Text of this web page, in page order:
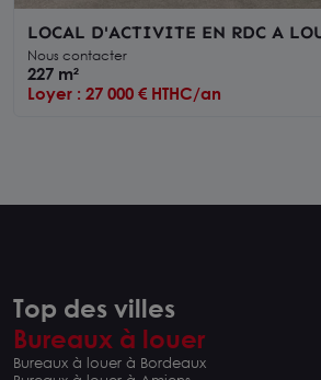
LOCAL D'ACTIVITE EN RDC A
Nous contacter
227 m²
Loyer : 27 000 € HTHC/an
Top des villes
Bureaux à louer
Bureaux à louer à Bordeaux